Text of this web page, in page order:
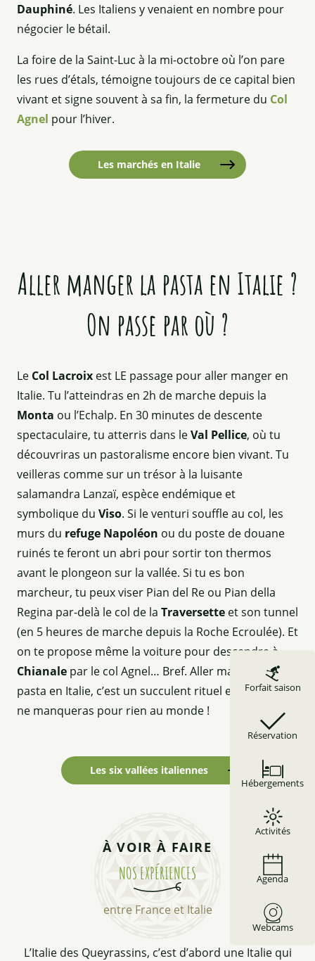
Forfait saison
Réservation
Hébergements
Activités
Agenda
Webcams
Dauphiné. Les Italiens y venaient en nombre pour
négocier le bétail.
La foire de la Saint-Luc à la mi-octobre où l’on pare
les rues d’étals, témoigne toujours de ce capital bien
vivant et signe souvent à sa fin, la fermeture du Col
Agnel pour l’hiver.
Les marchés en Italie
Aller manger la pasta en Italie ?
On passe par où ?
Le Col Lacroix est LE passage pour aller manger en
Italie. Tu l’atteindras en 2h de marche depuis la
Monta ou l’Echalp. En 30 minutes de descente
spectaculaire, tu atterris dans leVal Pellice, où tu
découvriras un pastoralisme encore bien vivant. Tu
veilleras comme sur un trésor à la luisante
salamandra Lanzaï, espèce endémique et
symbolique du Viso. Si le venturi souffle au col, les
murs du refuge Napoléon ou du poste de douane
ruinés te feront un abri pour sortir ton thermos
avant le plongeon sur la vallée. Si tu es bon
marcheur, tu peux viser Pian del Re ou Pian della
Regina par-delà le col de la Traversette et son tunnel
(en 5 heures de marche depuis la Roche Ecroulée). Et
on te propose même la voiture pour descendre à
Chianale par le col Agnel… Bref. Aller manger la
pasta en Italie, c’est un succulent rituel estival que tu
ne manqueras pour rien au monde !
Les six vallées italiennes
À VOIR À FAIRE
NOS EXPÉRIENCES
entre France et Italie
L’Italie des Queyrassins, c’est d’abord une Italie qui